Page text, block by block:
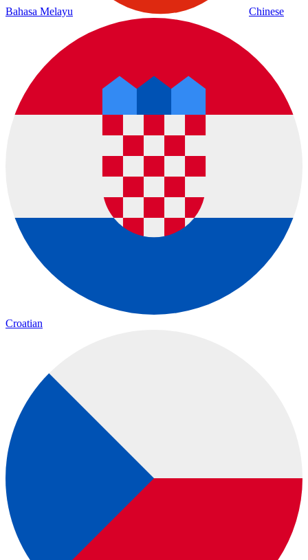
Bahasa Melayu Chinese
Croatian